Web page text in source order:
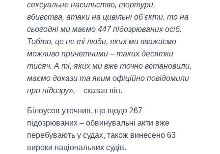
сексуальне насильство, тортури,
вбивства, атаки на цивільні об'єкти, то на
сьогодні ми маємо 447 підозрюваних осіб.
Тобто, це не ті люди, яких ми вважаємо
можливо причетними – таких десятки
тисяч. А ті, яких ми вже точно встановили,
маємо докази та яким офіційно повідомили
про підозру», – сказав він.
Білоусов уточнив, що щодо 267
підозрюваних – обвинувальні акти вже
перебувають у судах, також винесено 63
вироки національних судів.